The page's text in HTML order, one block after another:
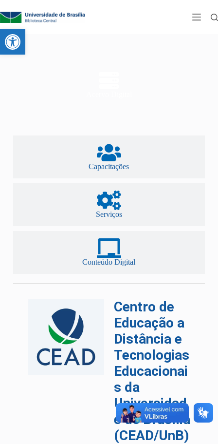
Abrir a barra de ferramentas
Capacitações
Serviços
Conteúdo Digital
Centro de
Educação a
Distância e
Tecnologias
Educacionai
s da
Universidad
e de Brasília
(CEAD/UnB)